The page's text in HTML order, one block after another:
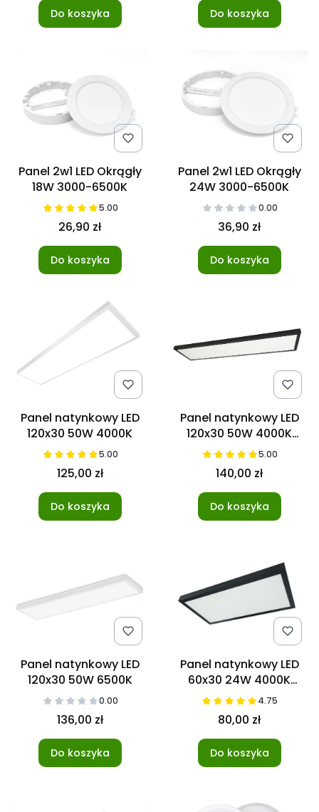
Do koszyka Do koszyka
Panel 2w1 LED Okrągły
18W 3000-6500K
5.00
26,90 zł
Do koszyka
Panel 2w1 LED Okrągły
24W 3000-6500K
0.00
36,90 zł
Do koszyka
Panel natynkowy LED
120x30 50W 4000K
5.00
125,00 zł
Do koszyka
Panel natynkowy LED
120x30 50W 4000K
Czarny5.00
140,00 zł
Do koszyka
Panel natynkowy LED
120x30 50W 6500K
0.00
136,00 zł
Do koszyka
Panel natynkowy LED
60x30 24W 4000K
Czarny4.75
80,00 zł
Do koszyka